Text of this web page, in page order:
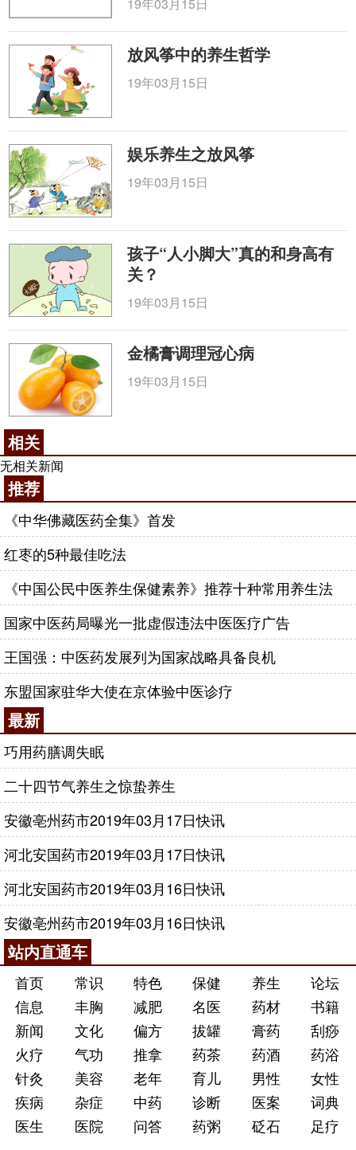
放风筝中的养生哲学
19年03月15日
娱乐养生之放风筝
19年03月15日
孩子“人小脚大”真的和身高有
关？
19年03月15日
金橘膏调理冠心病
19年03月15日
相关
无相关新闻
推荐
《中华佛藏医药全集》首发
红枣的5种最佳吃法
《中国公民中医养生保健素养》推荐十种常用养生法
国家中医药局曝光一批虚假违法中医医疗广告
王国强：中医药发展列为国家战略具备良机
东盟国家驻华大使在京体验中医诊疗
最新
巧用药膳调失眠
二十四节气养生之惊蛰养生
安徽亳州药市2019年03月17日快讯
河北安国药市2019年03月17日快讯
河北安国药市2019年03月16日快讯
安徽亳州药市2019年03月16日快讯
站内直通车
首页 常识 特色 保健 养生
论坛
信息
丰胸 减肥 名医 药材
书籍
新闻
文化 偏方 拔罐 膏药
刮痧
火疗
气功 推拿 药茶 药酒
药浴
针灸
美容 老年 育儿 男性
女性
疾病
杂症 中药 诊断 医案
词典
医生
医院 问答 药粥 砭石 足疗